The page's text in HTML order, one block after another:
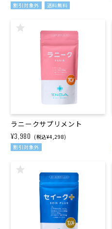
割引対象外
送料無料
ラニークサプリメント
¥3,980 (税込¥4,298)
割引対象外